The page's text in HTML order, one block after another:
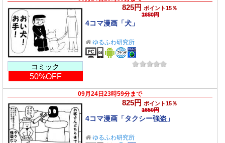
コミック
50%OFF
825円 ポイント15％
1650円
4コマ漫画「犬」
ゆるふわ研究所
09月24日23時59分まで
825円 ポイント15％
1650円
4コマ漫画「タクシー強盗」
ゆるふわ研究所